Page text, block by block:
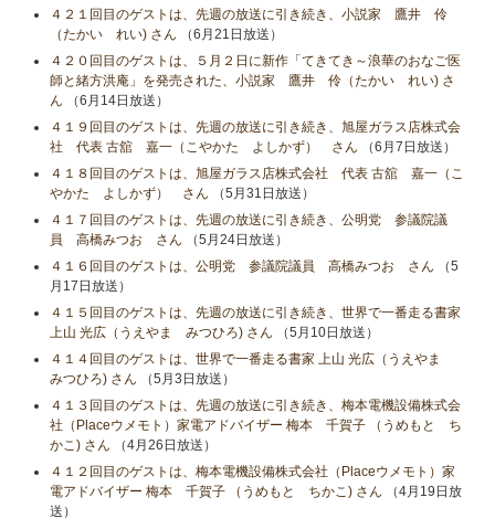
４２１回目のゲストは、先週の放送に引き続き、小説家 鷹井 伶
（たかい れい) さん （6月21日放送）
４２０回目のゲストは、５月２日に新作「てきてき～浪華のおなご医
師と緒方洪庵」を発売された、小説家 鷹井 伶（たかい れい) さ
ん （6月14日放送）
４１９回目のゲストは、先週の放送に引き続き、旭屋ガラス店株式会
社 代表 古舘 嘉一（こやかた よしかず） さん （6月7日放送）
４１８回目のゲストは、旭屋ガラス店株式会社 代表 古舘 嘉一（こ
やかた よしかず） さん （5月31日放送）
４１７回目のゲストは、先週の放送に引き続き、公明党 参議院議
員 高橋みつお さん （5月24日放送）
４１６回目のゲストは、公明党 参議院議員 高橋みつお さん （5
月17日放送）
４１５回目のゲストは、先週の放送に引き続き、世界で一番走る書家
上山 光広（うえやま みつひろ) さん （5月10日放送）
４１４回目のゲストは、世界で一番走る書家 上山 光広（うえやま
みつひろ) さん （5月3日放送）
４１３回目のゲストは、先週の放送に引き続き、梅本電機設備株式会
社（Placeウメモト）家電アドバイザー 梅本 千賀子 （うめもと ち
かこ) さん （4月26日放送）
４１２回目のゲストは、梅本電機設備株式会社（Placeウメモト）家
電アドバイザー 梅本 千賀子 （うめもと ちかこ) さん （4月19日放
送）